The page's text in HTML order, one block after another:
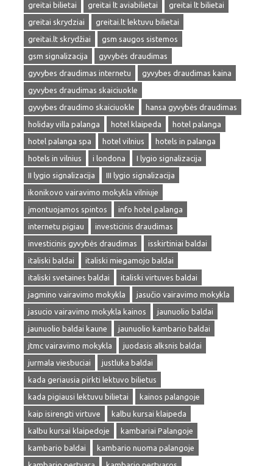
greitai bilietai
greitai lt aviabilietai
greitai lt bilietai
greitai skrydziai
greitai.lt lektuvu bilietai
greitai.lt skrydžiai
gsm saugos sistemos
gsm signalizacija
gyvybės draudimas
gyvybes draudimas internetu
gyvybes draudimas kaina
gyvybes draudimas skaiciuokle
gyvybes draudimo skaiciuokle
hansa gyvybės draudimas
holiday villa palanga
hotel klaipeda
hotel palanga
hotel palanga spa
hotel vilnius
hotels in palanga
hotels in vilnius
i londona
I lygio signalizacija
II lygio signalizacija
III lygio signalizacija
ikonikovo vairavimo mokykla vilniuje
įmontuojamos spintos
info hotel palanga
internetu pigiau
investicinis draudimas
investicinis gyvybės draudimas
isskirtiniai baldai
italiski baldai
italiski miegamojo baldai
italiski svetaines baldai
italiski virtuves baldai
jagmino vairavimo mokykla
jasučio vairavimo mokykla
jasucio vairavimo mokykla kainos
jaunuolio baldai
jaunuolio baldai kaune
jaunuolio kambario baldai
jtmc vairavimo mokykla
juodasis alksnis baldai
jurmala viesbuciai
justluka baldai
kada geriausia pirkti lektuvo bilietus
kada pigiausi lektuvu bilietai
kainos palangoje
kaip isirengti virtuve
kalbu kursai klaipeda
kalbu kursai klaipedoje
kambariai Palangoje
kambario baldai
kambario nuoma palangoje